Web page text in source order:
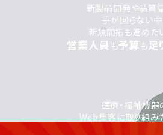
新製品開発や品質
手が回らない中
新規開拓も進めた
営業人員 も予算 も足
医療・福祉機器
Web集客に取り組み